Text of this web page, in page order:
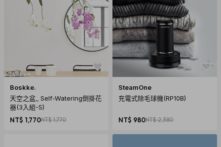
Boskke.
天空之盆_ Self-Watering倒掛花
器(3入組-S)
NT$ 1,770NT$ 1,770
SteamOne
充電式除毛球機(RP10B)
NT$ 980NT$ 2,380